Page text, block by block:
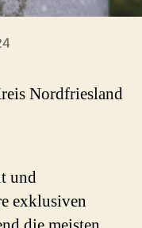
Nordfriesland
und
exklusiven